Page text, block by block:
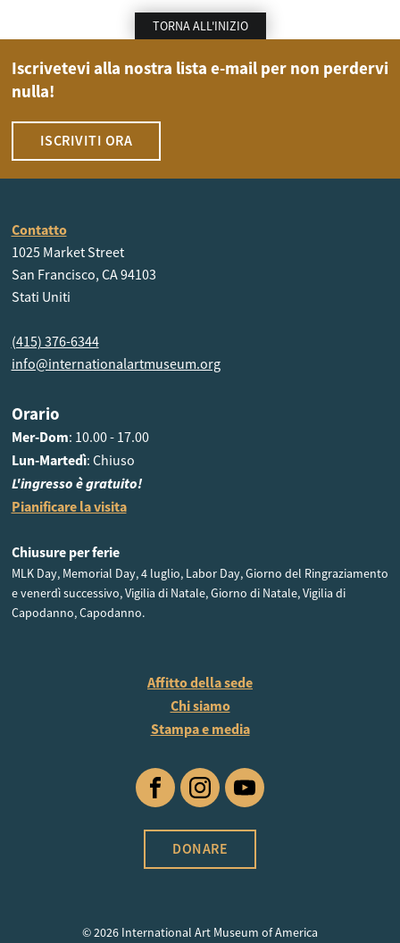
TORNA ALL'INIZIO
Iscrivetevi alla nostra lista e-mail per non perdervi
nulla!
ISCRIVITI ORA
Contatto
1025 Market Street
San Francisco, CA 94103
Stati Uniti
(415) 376-6344
info@internationalartmuseum.org
Orario
Mer-Dom: 10.00 - 17.00
Lun-Martedì: Chiuso
L'ingresso è gratuito!
Pianificare la visita
Chiusure per ferie
MLK Day, Memorial Day, 4 luglio, Labor Day, Giorno del Ringraziamento
e venerdì successivo, Vigilia di Natale, Giorno di Natale, Vigilia di
Capodanno, Capodanno.
Affitto della sede
Chi siamo
Stampa e media
FacebookInstagramYouTube
DONARE
© 2026 International Art Museum of America